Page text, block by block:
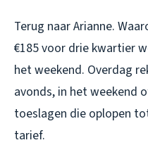
Terug naar Arianne.
€185 voor drie kwartier
het weekend. Overdag
avonds, in het weekend
toeslagen die oplopen
tarief.